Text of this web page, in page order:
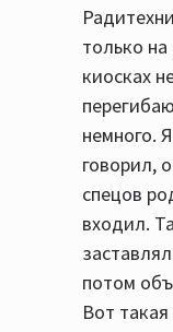
только
киосках
немного.
говорил,
спецов
входил.
потом
Вот